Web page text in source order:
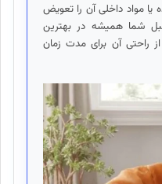
مواد داخلی آن را تعویض
شما همیشه در بهترین
راحتی آن برای مدت زمان